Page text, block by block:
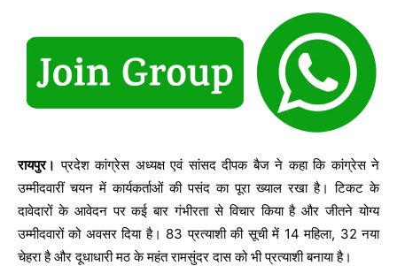
रायपुर। प्रदेश कांग्रेस अध्यक्ष एवं सांसद दीपक बैज ने कहा कि कांग्रेस ने
उम्मीदवारीं चयन में कार्यकर्ताओं की पसंद का पूरा ख्याल रखा है। टिकट के
दावेदारों के आवेदन पर कई बार गंभीरता से विचार किया है और जीतने योग्य
उम्मीदवारों को अवसर दिया है। 83 प्रत्याशी की सूची में 14 महिला, 32 नया
चेहरा है और दूधाधारी मठ के महंत रामसुंदर दास को भी प्रत्याशी बनाया है।